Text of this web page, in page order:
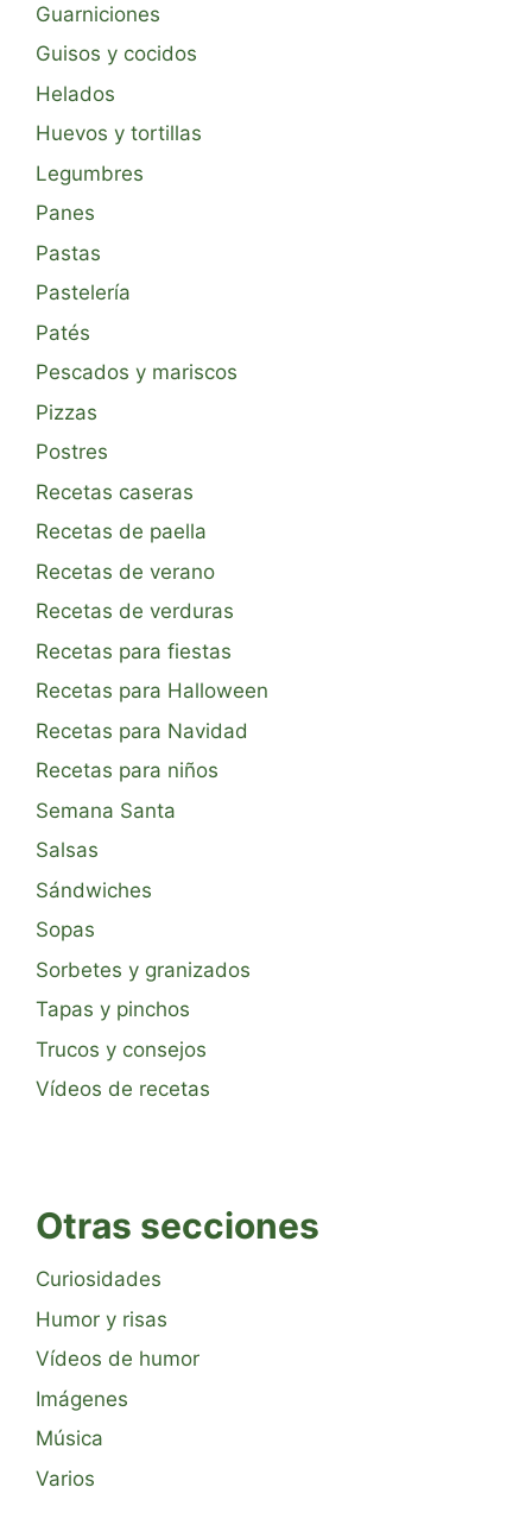
Guarniciones
Guisos y cocidos
Helados
Huevos y tortillas
Legumbres
Panes
Pastas
Pastelería
Patés
Pescados y mariscos
Pizzas
Postres
Recetas caseras
Recetas de paella
Recetas de verano
Recetas de verduras
Recetas para fiestas
Recetas para Halloween
Recetas para Navidad
Recetas para niños
Semana Santa
Salsas
Sándwiches
Sopas
Sorbetes y granizados
Tapas y pinchos
Trucos y consejos
Vídeos de recetas
Otras secciones
Curiosidades
Humor y risas
Vídeos de humor
Imágenes
Música
Varios